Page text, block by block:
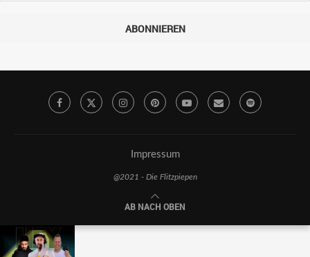
ABONNIEREN
Impressum
@2021 - Die Flitzpiepen
AB NACH OBEN